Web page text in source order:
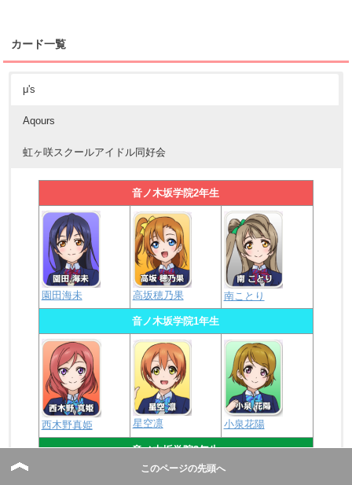
カード一覧
μ's
Aqours
虹ヶ咲スクールアイドル同好会
音ノ木坂学院2年生
園田海未 高坂穂乃果 南ことり
音ノ木坂学院1年生
西木野真姫 星空凛 小泉花陽
音ノ木坂学院3年生
このページの先頭へ